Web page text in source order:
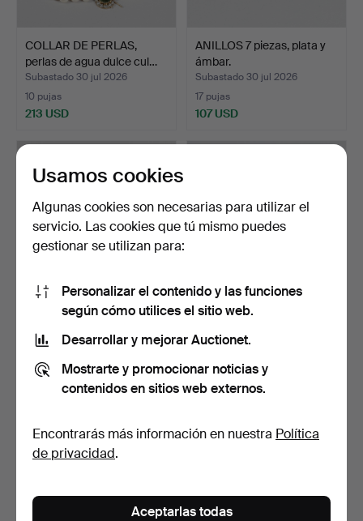
COLLAR DE PERLAS,
perlas de agua dulce cul…
Subastado 30 jul 2026
10 pujas
213 USD
ANILLOS 7 piezas, plata y
ámbar.
Subastado 30 jul 2026
17 pujas
107 USD
COLLAR DE PERLAS,
perlas de agua dulce cul…
Subastado 30 jul 2026
7 pujas
48 USD
PULSERA 2 piezas, plata,
bismarck y eslabó…
11 pujas
74 USD
Usamos cookies
Algunas cookies son necesarias para utilizar el
servicio. Las cookies que tú mismo puedes
gestionar se utilizan para:
Personalizar el contenido y las funciones
según cómo utilices el sitio web.
Desarrollar y mejorar Auctionet.
Mostrarte y promocionar noticias y
contenidos en sitios web externos.
Encontrarás más información en nuestra Política
de privacidad.
Aceptarlas todas